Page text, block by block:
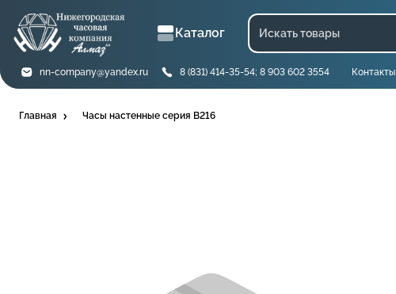
Каталог
nn-company@yandex.ru 8 (831) 414-35-54; 8 903 602 3554 Контакты
Главная Часы настенные серия B216